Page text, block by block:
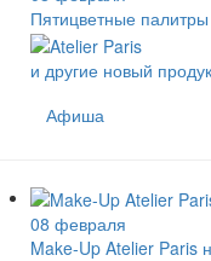
Пятицветные
и другие новый
Афиша
08 февраля
Make-Up Atelier Paris